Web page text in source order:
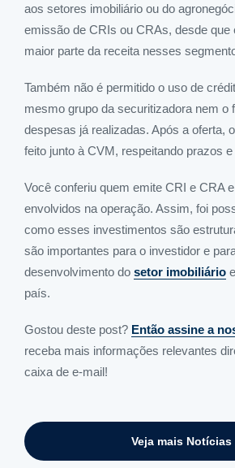
aos setores imobiliário ou do
emissão de CRIs ou CRAs, desde que
maior parte da receita nesses
Também não é permitido o uso de
mesmo grupo da securitizadora nem o
despesas já realizadas. Após a oferta,
feito junto à CVM, respeitando prazos
Você conferiu quem emite CRI e CRA
envolvidos na operação. Assim, foi
como esses investimentos são
são importantes para o investidor e
desenvolvimento dosetor imobiliário
país.
Gostou deste post? Então assine a
receba mais informações relevantes
caixa de e-mail!
Veja mais Notícias